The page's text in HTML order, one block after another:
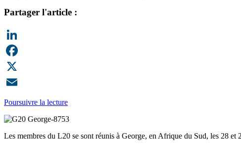
Partager l'article :
LinkedIn
Facebook
X
Email
Poursuivre la lecture
Les membres du L20 se sont réunis à George, en Afrique du Sud, les 28